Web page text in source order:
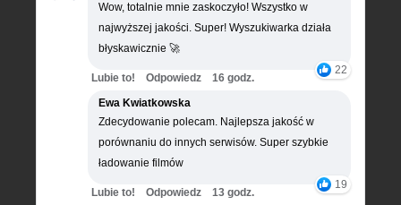
Wow, totalnie mnie zaskoczyło! Wszystko w
najwyższej jakości. Super! Wyszukiwarka działa
błyskawicznie 🚀
22
Lubie to! Odpowiedz
16 godz.
Ewa Kwiatkowska
Zdecydowanie polecam. Najlepsza jakość w
porównaniu do innych serwisów. Super szybkie
ładowanie filmów
19
Lubie to! Odpowiedz
13 godz.